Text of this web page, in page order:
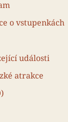
o vstupenkách
události
atrakce